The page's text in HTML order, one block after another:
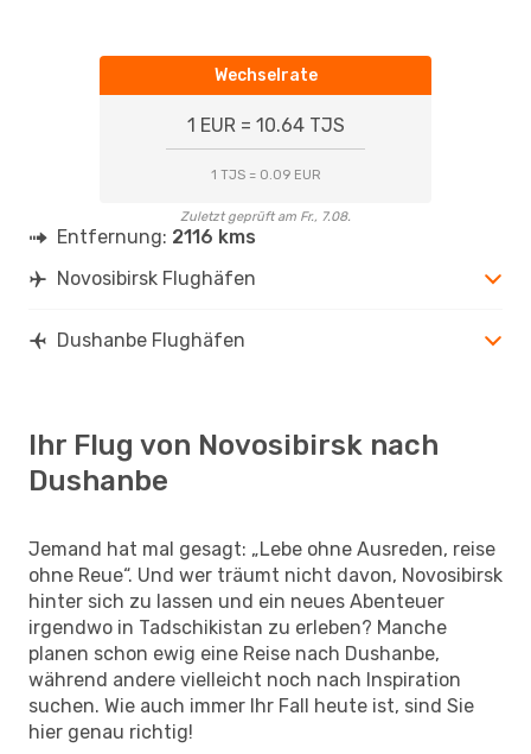
Wechselrate
1 EUR = 10.64 TJS
1 TJS = 0.09 EUR
Zuletzt geprüft am Fr., 7.08.
Entfernung: 2116 kms
Novosibirsk Flughäfen
Dushanbe Flughäfen
Ihr Flug von Novosibirsk nach
Dushanbe
Jemand hat mal gesagt: „Lebe ohne Ausreden, reise
ohne Reue“. Und wer träumt nicht davon, Novosibirsk
hinter sich zu lassen und ein neues Abenteuer
irgendwo in Tadschikistan zu erleben? Manche
planen schon ewig eine Reise nach Dushanbe,
während andere vielleicht noch nach Inspiration
suchen. Wie auch immer Ihr Fall heute ist, sind Sie
hier genau richtig!